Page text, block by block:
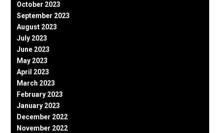
October 2023
September 2023
August 2023
July 2023
June 2023
May 2023
April 2023
March 2023
February 2023
January 2023
December 2022
November 2022